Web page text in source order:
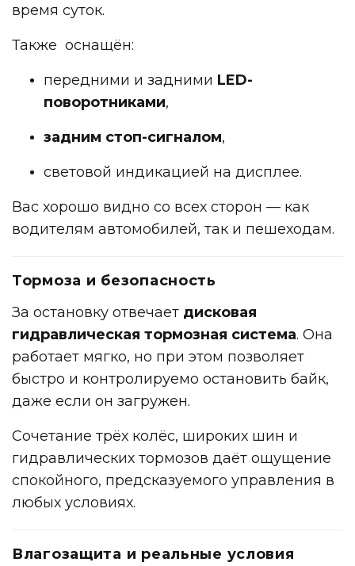
время суток.
Также оснащён:
передними и задними LED-
поворотниками,
задним стоп-сигналом,
световой индикацией на дисплее.
Вас хорошо видно со всех сторон — как
водителям автомобилей, так и пешеходам.
Тормоза и безопасность
За остановку отвечает дисковая
гидравлическая тормозная система. Она
работает мягко, но при этом позволяет
быстро и контролируемо остановить байк,
даже если он загружен.
Сочетание трёх колёс, широких шин и
гидравлических тормозов даёт ощущение
спокойного, предсказуемого управления в
любых условиях.
Влагозащита и реальные условия